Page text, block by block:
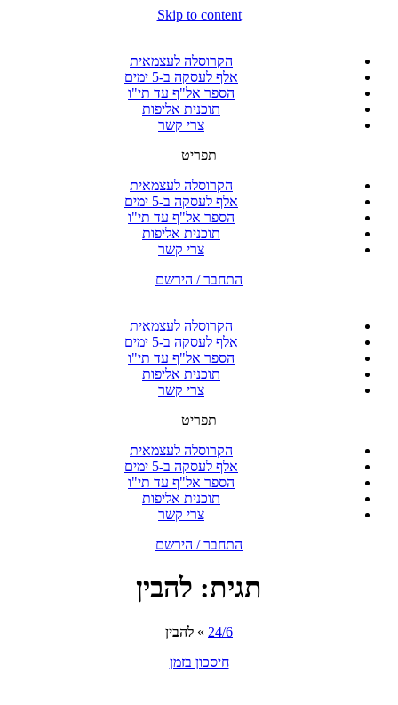
Skip to content
הקרוסלה לעצמאית
אלף לעסקה ב-5 ימים
הספר אל"ף עד תי"ו
תוכנית אליפות
צרי קשר
תפריט
הקרוסלה לעצמאית
אלף לעסקה ב-5 ימים
הספר אל"ף עד תי"ו
תוכנית אליפות
צרי קשר
התחבר / הירשם
הקרוסלה לעצמאית
אלף לעסקה ב-5 ימים
הספר אל"ף עד תי"ו
תוכנית אליפות
צרי קשר
תפריט
הקרוסלה לעצמאית
אלף לעסקה ב-5 ימים
הספר אל"ף עד תי"ו
תוכנית אליפות
צרי קשר
התחבר / הירשם
תגית: להבין
24/6
» להבין
חיסכון בזמן